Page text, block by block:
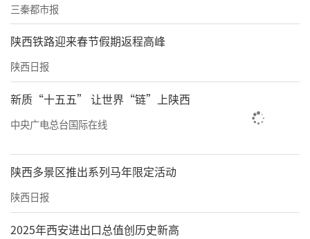
三秦都市报
陕西铁路迎来春节假期返程高峰
陕西日报
新质“十五五” 让世界“链”上陕西
中央广电总台国际在线
陕西多景区推出系列马年限定活动
陕西日报
2025年西安进出口总值创历史新高